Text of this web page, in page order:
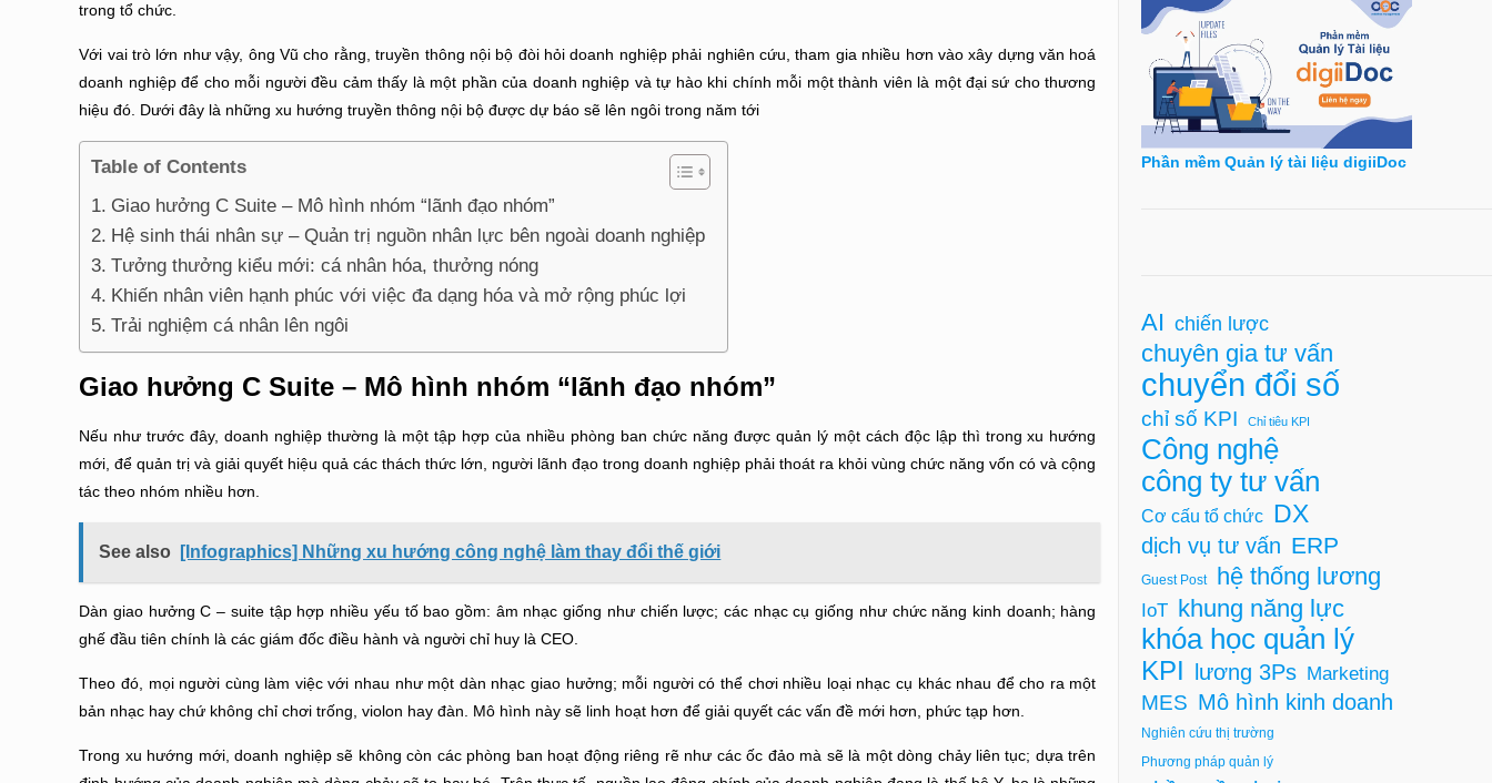
trong tổ chức.
Với vai trò lớn như vậy, ông Vũ cho rằng, truyền thông nội bộ đòi hỏi doanh nghiệp phải nghiên cứu, tham gia nhiều hơn vào xây dựng văn hoá
doanh nghiệp để cho mỗi người đều cảm thấy là một phần của doanh nghiệp và tự hào khi chính mỗi một thành viên là một đại sứ cho thương
hiệu đó. Dưới đây là những xu hướng truyền thông nội bộ được dự báo sẽ lên ngôi trong năm tới
Table of Contents
Giao hưởng C Suite – Mô hình nhóm “lãnh đạo nhóm”
Hệ sinh thái nhân sự – Quản trị nguồn nhân lực bên ngoài doanh nghiệp
Tưởng thưởng kiểu mới: cá nhân hóa, thưởng nóng
Khiến nhân viên hạnh phúc với việc đa dạng hóa và mở rộng phúc lợi
Trải nghiệm cá nhân lên ngôi
Giao hưởng C Suite – Mô hình nhóm “lãnh đạo nhóm”
Nếu như trước đây, doanh nghiệp thường là một tập hợp của nhiều phòng ban chức năng được quản lý một cách độc lập thì trong xu hướng
mới, để quản trị và giải quyết hiệu quả các thách thức lớn, người lãnh đạo trong doanh nghiệp phải thoát ra khỏi vùng chức năng vốn có và cộng
tác theo nhóm nhiều hơn.
See also [Infographics] Những xu hướng công nghệ làm thay đổi thế giới
Dàn giao hưởng C – suite tập hợp nhiều yếu tố bao gồm: âm nhạc giống như chiến lược; các nhạc cụ giống như chức năng kinh doanh; hàng
ghế đầu tiên chính là các giám đốc điều hành và người chỉ huy là CEO.
Theo đó, mọi người cùng làm việc với nhau như một dàn nhạc giao hưởng; mỗi người có thể chơi nhiều loại nhạc cụ khác nhau để cho ra một
bản nhạc hay chứ không chỉ chơi trống, violon hay đàn. Mô hình này sẽ linh hoạt hơn để giải quyết các vấn đề mới hơn, phức tạp hơn.
Trong xu hướng mới, doanh nghiệp sẽ không còn các phòng ban hoạt động riêng rẽ như các ốc đảo mà sẽ là một dòng chảy liên tục; dựa trên
Phần mềm Quản lý tài liệu digiiDoc
AI chiến lược
chuyên gia tư vấn
chuyển đổi số
chỉ số KPI Chỉ tiêu KPI
Công nghệ
công ty tư vấn
Cơ cấu tổ chức DX
dịch vụ tư vấn ERP
Guest Post hệ thống lương
IoT khung năng lực
khóa học quản lý
KPI lương 3Ps Marketing
MES Mô hình kinh doanh
Nghiên cứu thị trường
Phương pháp quản lý